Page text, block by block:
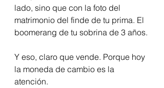
lado, sino que con la foto del
matrimonio del finde de tu prima. El
boomerang de tu sobrina de 3 años.
Y eso, claro que vende. Porque hoy
la moneda de cambio es la
atención.